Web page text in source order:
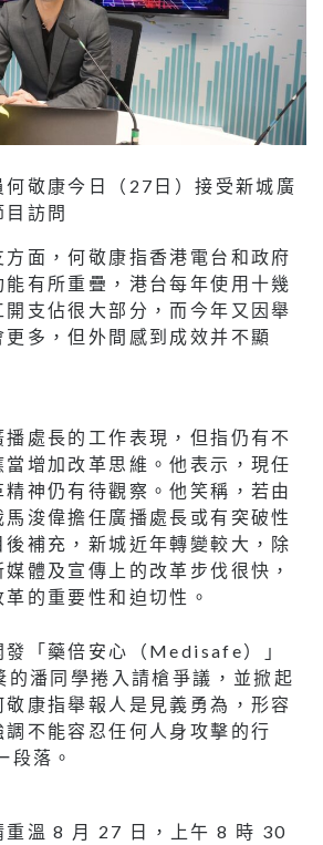
敬康今日（27日）接受新城廣
訪問
面，何敬康指香港電台和政府
有所重疊，港台每年使用十幾
支佔很大部分，而今年又因舉
多，但外間感到成效并不顯
處長的工作表現，但指仍有不
當增加改革思維。他表示，現任
神仍有待觀察。他笑稱，若由
浚偉擔任廣播處長或有突破性
補充，新城近年轉變較大，除
體及宣傳上的改革步伐很快，
的重要性和迫切性。
發「藥倍安心（Medisafe）」
潘同學捲入請槍爭議，並掀起
康指舉報人是見義勇為，形容
不能容忍任何人身攻擊的行
段落。
重溫 8 月 27 日，上午 8 時 30